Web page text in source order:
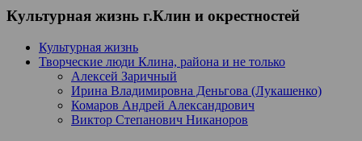
Культурная жизнь г.Клин и окрестностей
Культурная жизнь
Творческие люди Клина, района и не только
Алексей Заричный
Ирина Владимировна Деньгова (Лукашенко)
Комаров Андрей Александрович
Виктор Степанович Никаноров